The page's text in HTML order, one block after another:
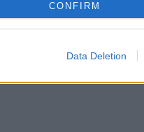
CONFIRM
Data Deletion
Play